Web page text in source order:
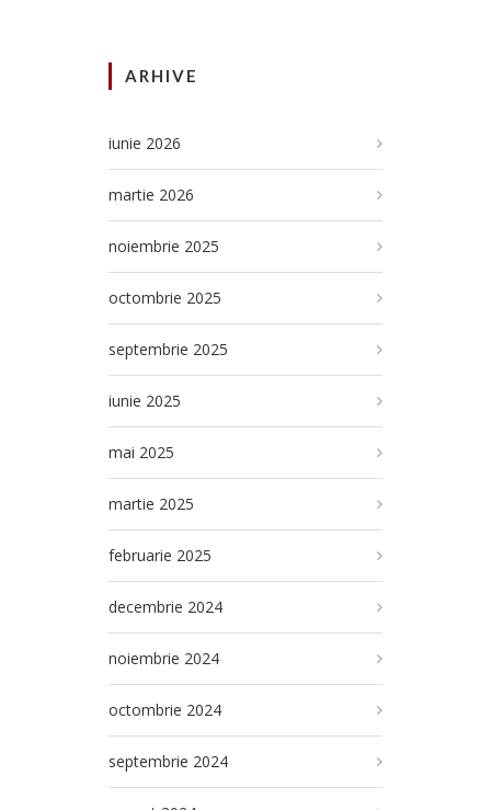
ARHIVE
iunie 2026
martie 2026
noiembrie 2025
octombrie 2025
septembrie 2025
iunie 2025
mai 2025
martie 2025
februarie 2025
decembrie 2024
noiembrie 2024
octombrie 2024
septembrie 2024